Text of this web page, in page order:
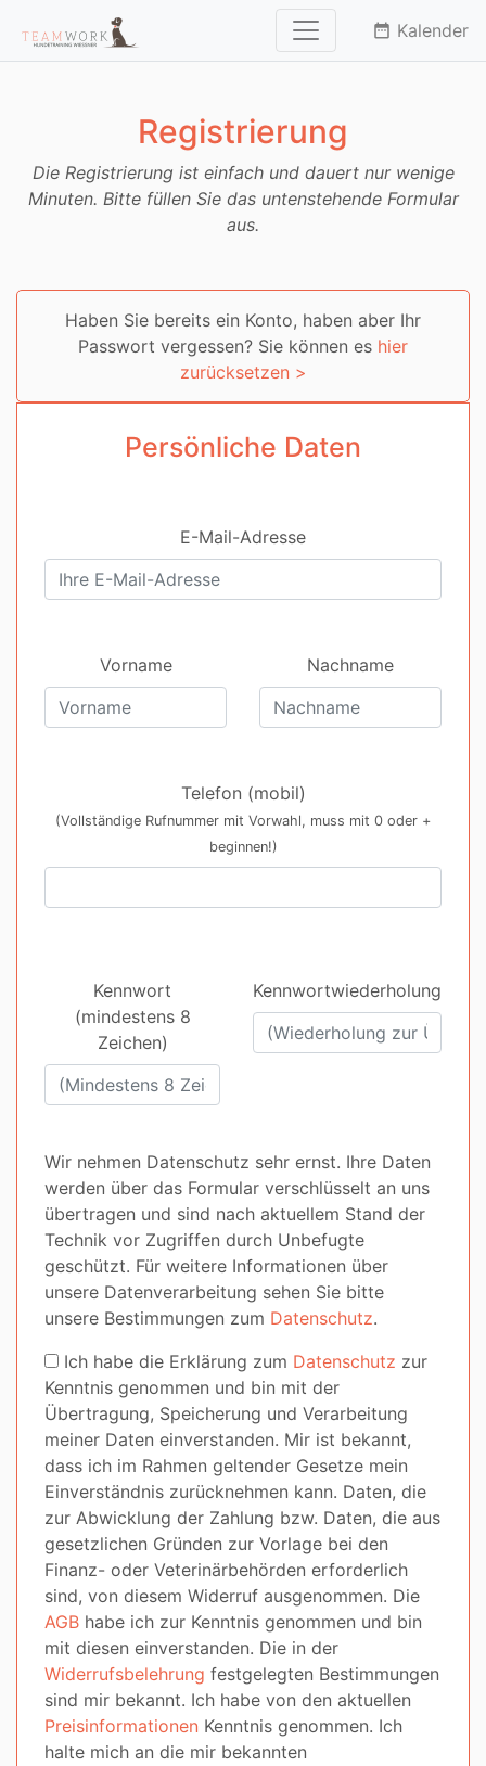
date_range Kalender
Registrierung
Die Registrierung ist einfach und dauert nur wenige
Minuten. Bitte füllen Sie das untenstehende Formular
aus.
Haben Sie bereits ein Konto, haben aber Ihr
Passwort vergessen? Sie können es hier
zurücksetzen >
Persönliche Daten
E-Mail-Adresse
Vorname Nachname
Telefon (mobil)
(Vollständige Rufnummer mit Vorwahl, muss mit 0 oder +
beginnen!)
Kennwort
(mindestens 8
Zeichen)
Kennwortwiederholung
Wir nehmen Datenschutz sehr ernst. Ihre Daten
werden über das Formular verschlüsselt an uns
übertragen und sind nach aktuellem Stand der
Technik vor Zugriffen durch Unbefugte
geschützt. Für weitere Informationen über
unsere Datenverarbeitung sehen Sie bitte
unsere Bestimmungen zum Datenschutz.
Ich habe die Erklärung zum Datenschutz zur
Kenntnis genommen und bin mit der
Übertragung, Speicherung und Verarbeitung
meiner Daten einverstanden. Mir ist bekannt,
dass ich im Rahmen geltender Gesetze mein
Einverständnis zurücknehmen kann. Daten, die
zur Abwicklung der Zahlung bzw. Daten, die aus
gesetzlichen Gründen zur Vorlage bei den
Finanz- oder Veterinärbehörden erforderlich
sind, von diesem Widerruf ausgenommen. Die
AGB habe ich zur Kenntnis genommen und bin
mit diesen einverstanden. Die in der
Widerrufsbelehrung festgelegten Bestimmungen
sind mir bekannt. Ich habe von den aktuellen
Preisinformationen Kenntnis genommen. Ich
halte mich an die mir bekannten